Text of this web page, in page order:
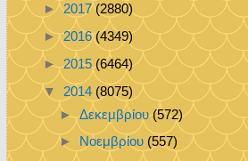
► 2017 (2880)
► 2016 (4349)
► 2015 (6464)
▼ 2014 (8075)
► Δεκεμβρίου (572)
►
Νοεμβρίου (557)